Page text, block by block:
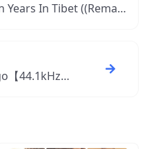
In Tibet ((Remast
【44.1kHz／